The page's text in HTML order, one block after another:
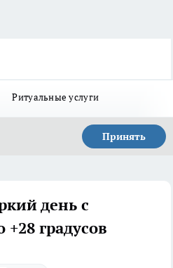
Ритуальные услуги
Принять
день с
градусов